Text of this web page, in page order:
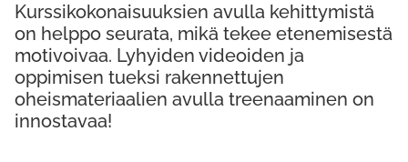
Kurssikokonaisuuksien avulla kehittymistä
on helppo seurata, mikä tekee etenemisestä
motivoivaa. Lyhyiden videoiden ja
oppimisen tueksi rakennettujen
oheismateriaalien avulla treenaaminen on
innostavaa!